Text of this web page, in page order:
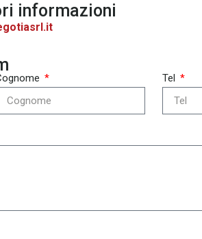
informazioni
Tel